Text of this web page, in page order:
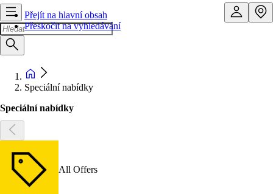
Přejít na hlavní obsah
Přeskočit na vyhledávání
Speciální nabídky
Speciální nabídky
All Offers